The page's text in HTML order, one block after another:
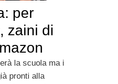
per
zaini di
la scuola ma i
pronti alla